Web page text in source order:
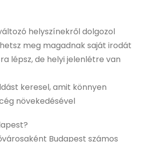
helyszínekről dolgozol
meg magadnak saját irodát
lépsz, de helyi jelenlétre van
keresel, amit könnyen
növekedésével
Budapest számos